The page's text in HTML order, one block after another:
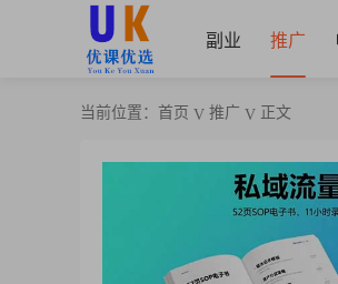
副业 推广
当前位置： 首页 推广 正文